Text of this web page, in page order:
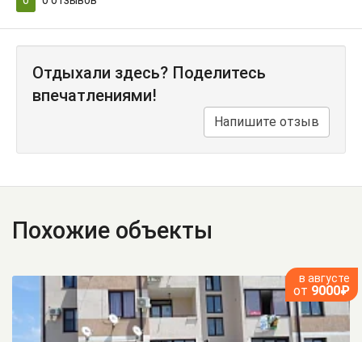
Отдыхали здесь? Поделитесь
впечатлениями!
Напишите отзыв
Похожие объекты
в августе
от 9000₽